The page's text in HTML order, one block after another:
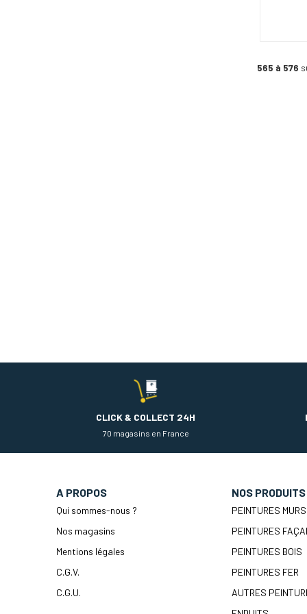
565 à 576
CLICK & COLLECT 24H
70 magasins en France
A PROPOS
Qui sommes-nous ?
Nos magasins
Mentions légales
C.G.V.
C.G.U.
NOS PRODUITS
PEINTURES
PEINTURES
PEINTURES BOIS
PEINTURES FER
AUTRES